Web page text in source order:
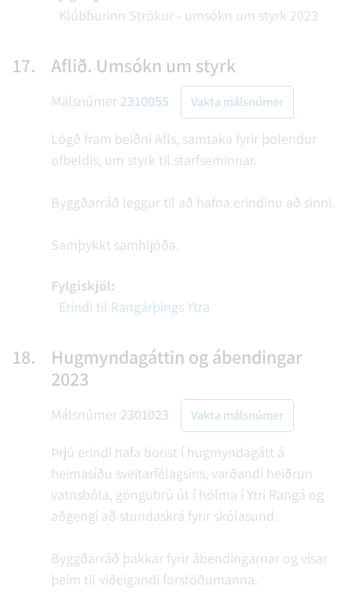
Klúbburinn Strókur - umsókn um styrk 2023
17. Aflið. Umsókn um styrk
Málsnúmer 2310055 Vakta málsnúmer
Lögð fram beiðni Afls, samtaka fyrir þolendur
ofbeldis, um styrk til starfseminnar.
Byggðarráð leggur til að hafna erindinu að sinni.
Samþykkt samhljóða.
Fylgiskjöl:
Erindi til Rangárþings Ytra
18.
Hugmyndagáttin og ábendingar
2023
Málsnúmer 2301023 Vakta málsnúmer
Þrjú erindi hafa borist í hugmyndagátt á
heimasíðu sveitarfélagsins, varðandi heiðrun
vatnsbóla, göngubrú út í hólma í Ytri Rangá og
aðgengi að stundaskrá fyrir skólasund.
Byggðarráð þakkar fyrir ábendingarnar og vísar
þeim til viðeigandi forstöðumanna.